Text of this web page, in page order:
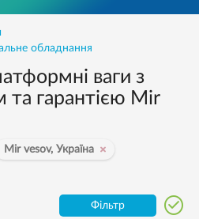
обладнання
ваги з
та гарантією Mir
Mir vesov, Україна
Фільтр